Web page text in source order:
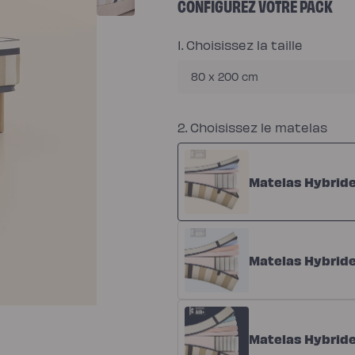
CONFIGUREZ VOTRE PACK
1. Choisissez la taille
80 x 200 cm
2. Choisissez le matelas
Matelas
Matelas
Matelas